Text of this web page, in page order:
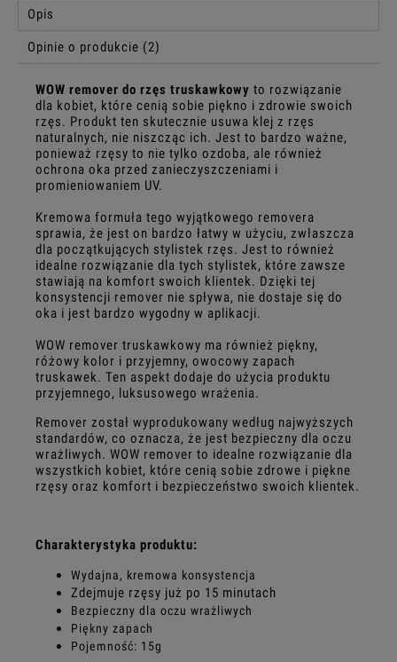
Opis
Opinie o produkcie (2)
WOW remover do rzęs truskawkowy to rozwiązanie
dla kobiet, które cenią sobie piękno i zdrowie swoich
rzęs. Produkt ten skutecznie usuwa klej z rzęs
naturalnych, nie niszcząc ich. Jest to bardzo ważne,
ponieważ rzęsy to nie tylko ozdoba, ale również
ochrona oka przed zanieczyszczeniami i
promieniowaniem UV.
Kremowa formuła tego wyjątkowego removera
sprawia, że jest on bardzo łatwy w użyciu, zwłaszcza
dla początkujących stylistek rzęs. Jest to również
idealne rozwiązanie dla tych stylistek, które zawsze
stawiają na komfort swoich klientek. Dzięki tej
konsystencji remover nie spływa, nie dostaje się do
oka i jest bardzo wygodny w aplikacji.
WOW remover truskawkowy ma również piękny,
różowy kolor i przyjemny, owocowy zapach
truskawek. Ten aspekt dodaje do użycia produktu
przyjemnego, luksusowego wrażenia.
Remover został wyprodukowany według najwyższych
standardów, co oznacza, że jest bezpieczny dla oczu
wrażliwych. WOW remover to idealne rozwiązanie dla
wszystkich kobiet, które cenią sobie zdrowe i piękne
rzęsy oraz komfort i bezpieczeństwo swoich klientek.
Charakterystyka produktu:
Wydajna, kremowa konsystencja
Zdejmuje rzęsy już po 15 minutach
Bezpieczny dla oczu wrażliwych
Piękny zapach
Pojemność: 15g